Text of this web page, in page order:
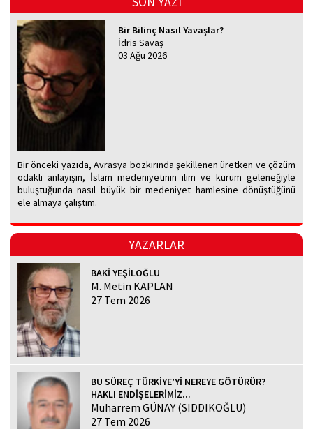
Bir Bilinç Nasıl Yavaşlar?
İdris Savaş
03 Ağu 2026
Bir önceki yazıda, Avrasya bozkırında şekillenen üretken ve çözüm
odaklı anlayışın, İslam medeniyetinin ilim ve kurum geleneğiyle
buluştuğunda nasıl büyük bir medeniyet hamlesine dönüştüğünü
ele almaya çalıştım.
YAZARLAR
BAKİ YEŞİLOĞLU
M. Metin KAPLAN
27 Tem 2026
BU SÜREÇ TÜRKİYE’Yİ NEREYE GÖTÜRÜR?
HAKLI ENDİŞELERİMİZ...
Muharrem GÜNAY (SIDDIKOĞLU)
27 Tem 2026